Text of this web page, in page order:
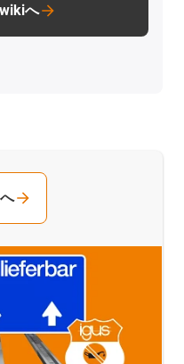
へ